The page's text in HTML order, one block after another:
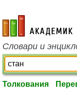
academic.ru
Словари и
Толкования